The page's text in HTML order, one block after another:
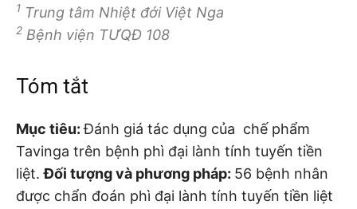
1 Trung tâm Nhiệt đới Việt Nga
2 Bệnh viện TƯQĐ 108
Tóm tắt
Mục tiêu:Đánh giá tác dụng của chế phẩm
Tavinga trên bệnh phì đại lành tính tuyến tiền
liệt.Đối tượng và phương pháp: 56 bệnh nhân
được chẩn đoán phì đại lành tính tuyến tiền liệt